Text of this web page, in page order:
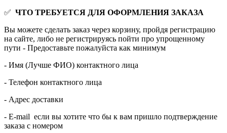
✅ ЧТО ТРЕБУЕТСЯ ДЛЯ ОФОРМЛЕНИЯ ЗАКАЗА
Вы можете сделать заказ через корзину, пройдя регистрацию
на сайте, либо не регистрируясь пойти про упрощенному
пути - Предоставьте пожалуйста как минимум
- Имя (Лучше ФИО) контактного лица
- Телефон контактного лица
- Адрес доставки
- E-mail если вы хотите что бы к вам пришло подтверждение
заказа с номером